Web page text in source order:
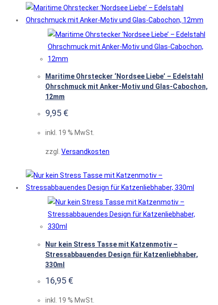
Maritime Ohrstecker ‘Nordsee Liebe’ – Edelstahl
Ohrschmuck mit Anker-Motiv und Glas-Cabochon,
12mm
9,95 €
inkl. 19 % MwSt.
zzgl. Versandkosten
Nur kein Stress Tasse mit Katzenmotiv –
Stressabbauendes Design für Katzenliebhaber,
330ml
16,95 €
inkl. 19 % MwSt.